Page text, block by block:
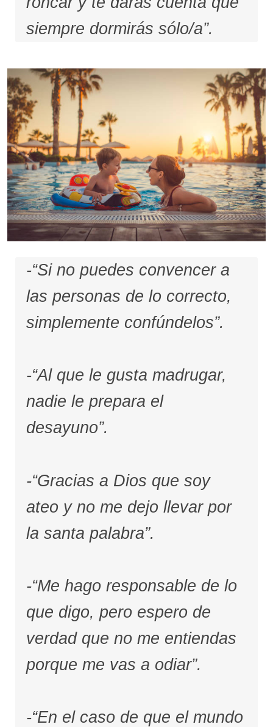
siempre dormirás sólo/a”.
-“Si no puedes convencer a
las personas de lo correcto,
simplemente confúndelos”.
-“Al que le gusta madrugar,
nadie le prepara el
desayuno”.
-“Gracias a Dios que soy
ateo y no me dejo llevar por
la santa palabra”.
-“Me hago responsable de lo
que digo, pero espero de
verdad que no me entiendas
porque me vas a odiar”.
-“En el caso de que el mundo